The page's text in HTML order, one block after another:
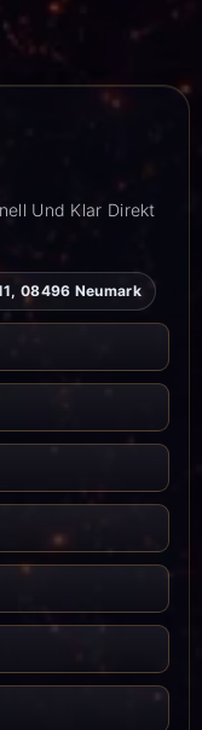
Und Klar Direkt
08496 Neumark